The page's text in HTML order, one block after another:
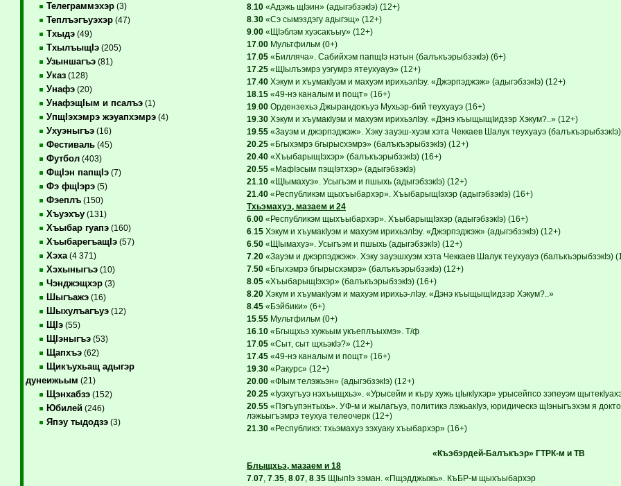
Телеграммэхэр(3)
Теплъэгъуэхэр(47)
Тхыдэ(49)
ТхылъыщIэ(205)
Узыншагъэ(81)
Указ(128)
Унафэ(20)
УнафэщIым и псалъэ(1)
УпщIэхэмрэ жэуапхэмрэ(4)
Ухуэныгъэ(16)
Фестиваль(45)
Футбол(403)
ФщIэн папщIэ(7)
Фэ фщIэрэ(5)
Фэеплъ(150)
Хъуэхъу(131)
Хъыбар гуапэ(160)
ХъыбарегъащIэ(57)
Хэха(4 371)
Хэхыныгъэ(10)
Чэнджэщхэр(3)
Шыгъажэ(16)
Шыхулъагъуэ(12)
ЩIэ(55)
ЩIэныгъэ(53)
Щапхъэ(62)
Щикъухьащ адыгэр
дунеижьым (21)
Щэнхабзэ(152)
Юбилей(246)
Япэу тыдодзэ(3)
8. 10«Адэжь щIэин» (адыгэбзэкIэ) (12+)
8. 30«Сэ сымэздэгу адыгэщ» (12+)
9. 00«ЩIэблэм хуэсакъыу» (12+)
17. 00Мультфильм (0+)
17. 05«Билляча». Сабийхэм папщIэ нэтын (балъкъэрыбзэкIэ) (6+)
17. 25«ЩIылъэмрэ уэгумрэ ятеухуауэ» (12+)
17. 40Хэкум и хъумакIуэм и махуэм ирихьэлIэу. «Джэрпэджэж» (адыгэбзэкIэ) (12+)
18. 15«49-нэ каналым и пощт» (16+)
19. 00Ордензехьэ Джырандокъуэ Мухьэр-бий теухуауэ (16+)
19. 30Хэкум и хъумакIуэм и махуэм ирихьэлIэу. «Дэнэ къыщыщIидзэр Хэкум?..» (12+)
19. 55«Зауэм и джэрпэджэж». Хэку зауэш-хуэм хэта Чеккаев Шалук теухуауэ
20. 25«Бгыхэмрэ бгырысхэмрэ» (балъкъэрыбзэкIэ) (12+)
20. 40«ХъыбарыщIэхэр» (балъкъэрыбзэкIэ) (16+)
20. 55«МафIэсым пэщIэтхэр» (адыгэбзэкIэ)
21 10«ЩIымахуэ». Усыгъэм и пшыхь (адыгэбзэкIэ) (12+)
21 40«Республикэм щыхъыбархэр». ХъыбарыщIэхэр (адыгэбзэкIэ) (16+)
Тхьэмахуэ, мазаем и 24
6. 00«Республикэм щыхъыбархэр». ХъыбарыщIэхэр (адыгэбзэкIэ) (16+)
6. 15Хэкум и хъумакIуэм и махуэм ирихьэлIэу. «Джэрпэджэж» (адыгэбзэкIэ) (12+)
6. 50«ЩIымахуэ». Усыгъэм и пшыхь (адыгэбзэкIэ) (12+)
7. 20«Зауэм и джэрпэджэж». Хэку зауэшхуэм хэта Чеккаев Шалук теухуауэ (балъкъэрыбзэкIэ)
7. 50«Бгыхэмрэ бгырысхэмрэ» (балъкъэрыбзэкIэ) (12+)
8. 05«ХъыбарыщIэхэр» (балъкъэрыбзэкIэ) (16+)
8. 20Хэкум и хъумакIуэм и махуэм ирихьэ-лIэу. «Дэнэ къыщыщIидзэр Хэкум?..»
8. 45«Бэйбики» (6+)
15. 55Мультфильм (0+)
16. 10«Бгыщхьэ хужьым укъеплъыхмэ». Т/ф
17. 05«Сыт, сыт щхьэкIэ?» (12+)
17. 45«49-нэ каналым и пощт» (16+)
19. 30«Ракурс» (12+)
20. 00«ФIым телэжьэн» (адыгэбзэкIэ) (12+)
20. 25«Iуэхугъуэ нэхъыщхьэ». «Урысейм и къру хужь цIыкIухэр» урысейпсо зэпеуэм
20. 55«Пэгъупэнтыхь». УФ-м и жылагъуэ, политикэ лэжьакIуэ, юридическэ щIэныгъэхэм я
лэжьыгъэмрэ теухуа телеочерк (12+)
21 30«Республикэ: тхьэмахуэ зэхуаку хъыбархэр» (16+)
«Къэбэрдей-Балъкъэр» ГТРК-м и ТВ
Блыщхьэ, мазаем и 18
7. 07, 7. 35, 8. 07, 8. 35ЩIыпIэ зэман. «Пщэдджыжь». КъБР-м щыхъыбархэр